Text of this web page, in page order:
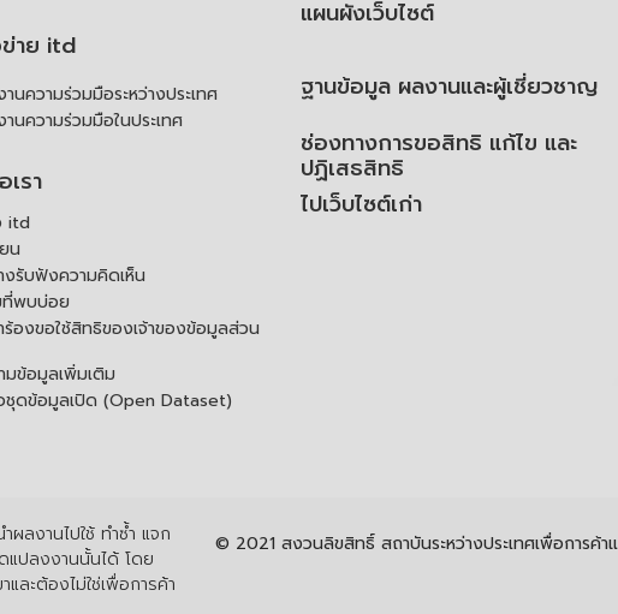
ข่าย itd
นความร่วมมือระหว่างประเทศ
นความร่วมมือในประเทศ
รา
itd
น
งรับฟังความคิดเห็น
ที่พบบ่อย
องขอใช้สิทธิของเจ้าของข้อมูลส่วน
มข้อมูลเพิ่มเติม
ชุดข้อมูลเปิด (Open Dataset)
แผนผังเว็บไซต์
ฐานข้อมูล ผลงานและผู้เชี่ยวชาญ
ช่องทางการขอสิทธิ แก้ไข และ
ปฏิเสธสิทธิ
ไปเว็บไซต์เก่า
ผลงานไปใช้ ทำซ้ำ แจก
แปลงงานนั้นได้ โดย
และต้องไม่ใช่เพื่อการค้า
© 2021 สงวนลิขสิทธิ์ สถาบันระหว่างประเทศเพื่อการค้